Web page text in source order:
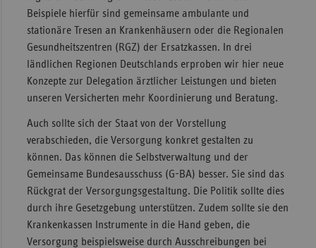
Beispiele hierfür sind gemeinsame ambulante und
stationäre Tresen an Krankenhäusern oder die Regionalen
Gesundheitszentren (RGZ) der Ersatzkassen. In drei
ländlichen Regionen Deutschlands erproben wir hier neue
Konzepte zur Delegation ärztlicher Leistungen und bieten
unseren Versicherten mehr Koordinierung und Beratung.
Auch sollte sich der Staat von der Vorstellung
verabschieden, die Versorgung konkret gestalten zu
können. Das können die Selbstverwaltung und der
Gemeinsame Bundesausschuss (G-BA) besser. Sie sind das
Rückgrat der Versorgungsgestaltung. Die Politik sollte dies
durch ihre Gesetzgebung unterstützen. Zudem sollte sie den
Krankenkassen Instrumente in die Hand geben, die
Versorgung beispielsweise durch Ausschreibungen bei